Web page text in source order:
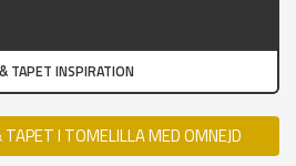
TAPET INSPIRATION
I TOMELILLA MED OMNEJD